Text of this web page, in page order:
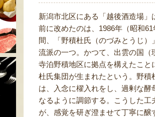
新潟市北区にある「越後酒造場
前に改めたのは、1986年（昭和
間、「野積杜氏（のづみとうじ
流派の一つ。かつて、出雲の国
寺泊野積地区に拠点を構えたこ
杜氏集団が生まれたという。野
は、入念に櫂入れをし、過剰な
なるように調節する。こうした
が、感覚を研ぎ澄ませて丁寧に醸